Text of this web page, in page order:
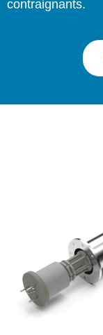
contraignants.